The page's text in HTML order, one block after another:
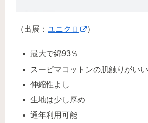
（出展： ユニクロ ）
最大で綿93％
スーピマコットンの肌触りがいい
伸縮性よし
生地は少し厚め
通年利用可能